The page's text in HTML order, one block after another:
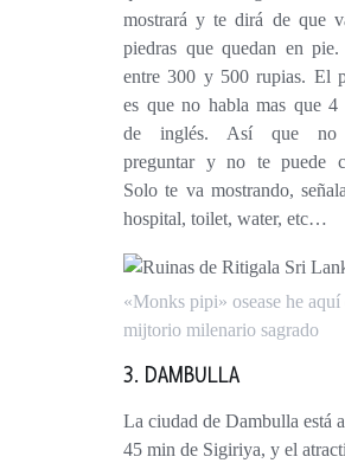
mostrará y te dirá de que
piedras que quedan en
entre 300 y 500 rupias. El
es que no habla mas que 4
de inglés. Así que no
preguntar y no te puede
Solo te va mostrando,
hospital, toilet, water, etc…
«Monks pipi» osease he aquí el
mijtorio milenario sagrado
3. DAMBULLA
La ciudad de Dambulla está a unos
45 min de Sigiriya, y el